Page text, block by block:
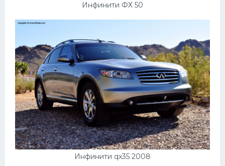
Инфинити ФХ 50
Инфинити qx35 2008